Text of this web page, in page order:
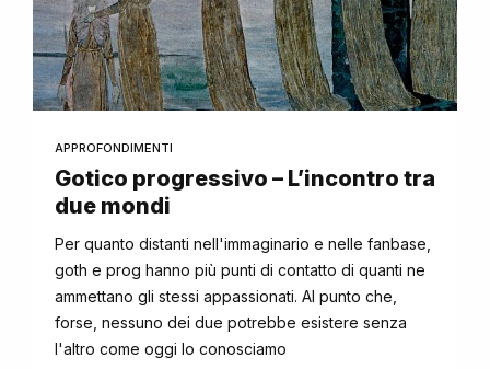
APPROFONDIMENTI
Gotico progressivo – L’incontro tra
due mondi
Per quanto distanti nell'immaginario e nelle fanbase,
goth e prog hanno più punti di contatto di quanti ne
ammettano gli stessi appassionati. Al punto che,
forse, nessuno dei due potrebbe esistere senza
l'altro come oggi lo conosciamo